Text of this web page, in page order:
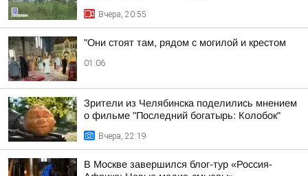
Вчера, 20:55
"Они стоят там, рядом с могилой и крестом
01:06
Зрители из Челябинска поделились мнением
о фильме "Последний богатырь: Колобок"
Вчера, 22:19
В Москве завершился блог-тур «Россия-